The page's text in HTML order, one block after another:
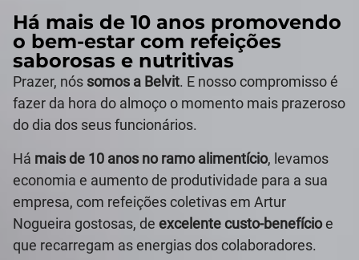
Há mais de 10 anos promovendo
o bem-estar com refeições
saborosas e nutritivas
Prazer, nós somos a Belvit. E nosso compromisso é
fazer da hora do almoço o momento mais prazeroso
do dia dos seus funcionários.
Há mais de 10 anos no ramo alimentício, levamos
economia e aumento de produtividade para a sua
empresa, com refeições coletivas em Artur
Nogueira gostosas, de excelente custo-benefícioe
que recarregam as energias dos colaboradores.